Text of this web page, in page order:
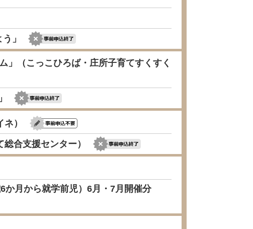
」
」（こっこひろば・庄所子育てすくすく
）
合支援センター）
か月から就学前児）6月・7月開催分